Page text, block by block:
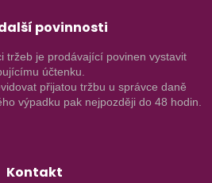
další povinnosti
tržeb je prodávající povinen vystavit
účtenku.
přijatou tržbu u správce daně
výpadku pak nejpozději do 48 hodin.
Kontakt